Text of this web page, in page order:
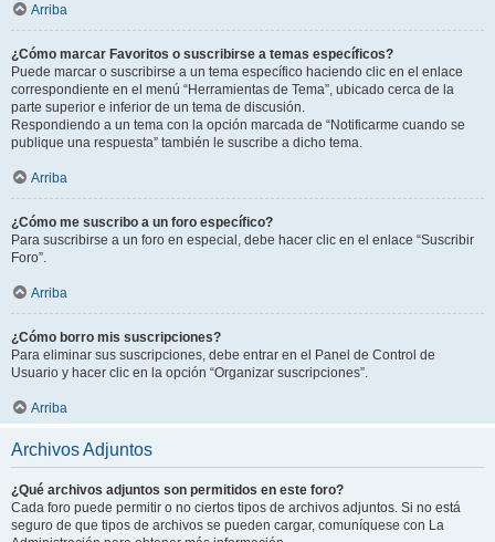
Arriba
¿Cómo marcar Favoritos o suscribirse a temas específicos?
Puede marcar o suscribirse a un tema específico haciendo clic en el enlace
correspondiente en el menú “Herramientas de Tema”, ubicado cerca de la
parte superior e inferior de un tema de discusión.
Respondiendo a un tema con la opción marcada de “Notificarme cuando se
publique una respuesta” también le suscribe a dicho tema.
Arriba
¿Cómo me suscribo a un foro específico?
Para suscribirse a un foro en especial, debe hacer clic en el enlace “Suscribir
Foro”.
Arriba
¿Cómo borro mis suscripciones?
Para eliminar sus suscripciones, debe entrar en el Panel de Control de
Usuario y hacer clic en la opción “Organizar suscripciones”.
Arriba
Archivos Adjuntos
¿Qué archivos adjuntos son permitidos en este foro?
Cada foro puede permitir o no ciertos tipos de archivos adjuntos. Si no está
seguro de que tipos de archivos se pueden cargar, comuníquese con La